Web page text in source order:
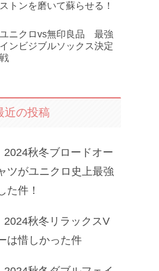
ストンを磨いて蘇らせる！
ユニクロvs無印良品 最強
インビジブルソックス決定
戦
近の投稿
2024秋冬ブロードオー
ツがユニクロ史上最強
た件！
2024秋冬リラックスV
は惜しかった件